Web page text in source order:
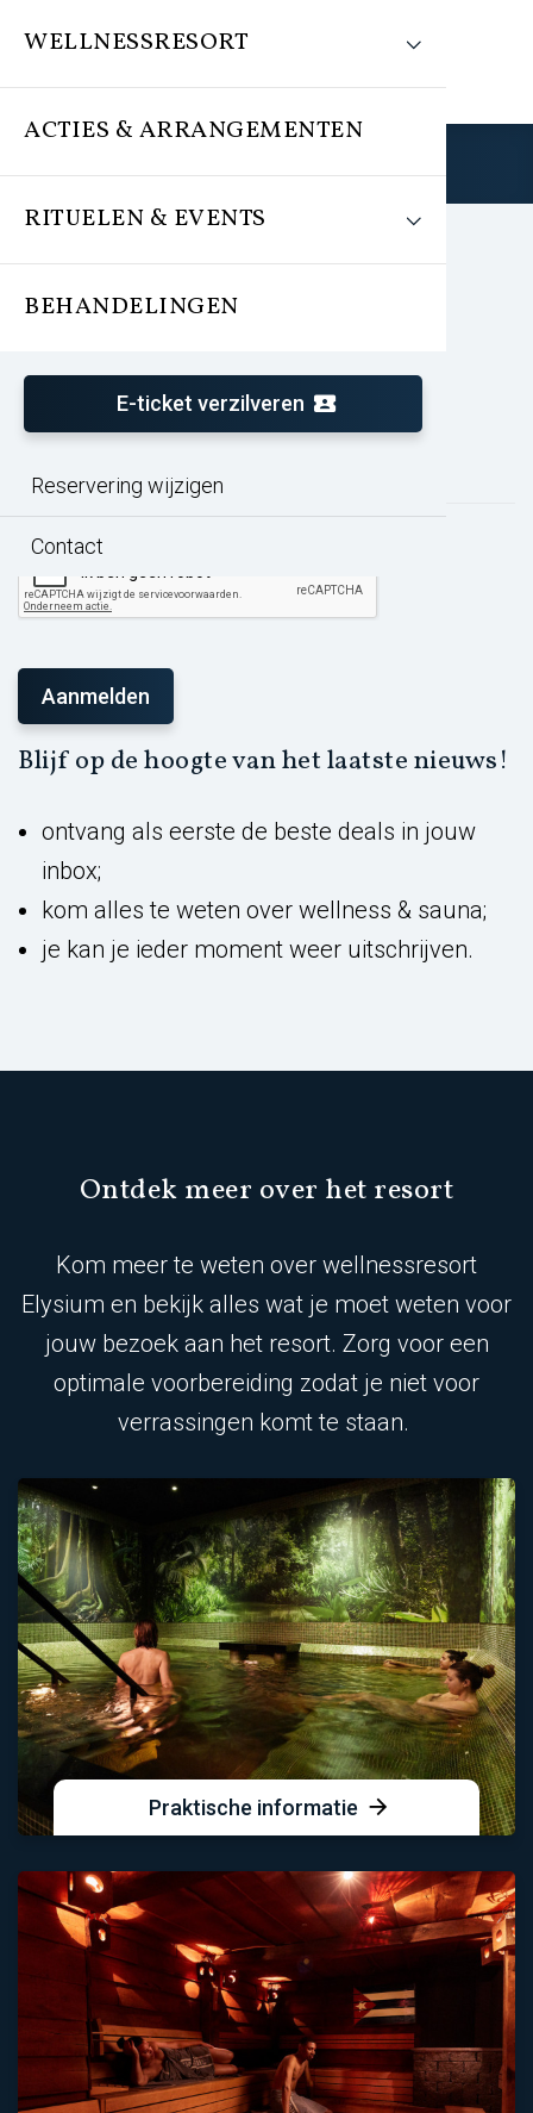
WELLNESSRESORT
ACTIES & ARRANGEMENTEN
RITUELEN & EVENTS
BEHANDELINGEN
E-ticket verzilveren
Reservering wijzigen
Contact
Schrijf je nu in voor de
nieuwsbrief
E-mail adres
Blijf op de hoogte van het laatste nieuws!
ontvang als eerste de beste deals in jouw
inbox;
kom alles te weten over wellness & sauna;
je kan je ieder moment weer uitschrijven.
Ontdek meer over het resort
Kom meer te weten over wellnessresort
Elysium en bekijk alles wat je moet weten voor
jouw bezoek aan het resort. Zorg voor een
optimale voorbereiding zodat je niet voor
verrassingen komt te staan.
Praktische informatie